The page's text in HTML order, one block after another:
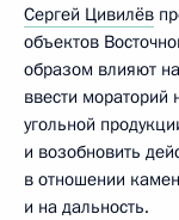
Сергей Цивилёв
объектов
образом влияют
ввести
угольной
и возобновить
в отношении
и на дальность.